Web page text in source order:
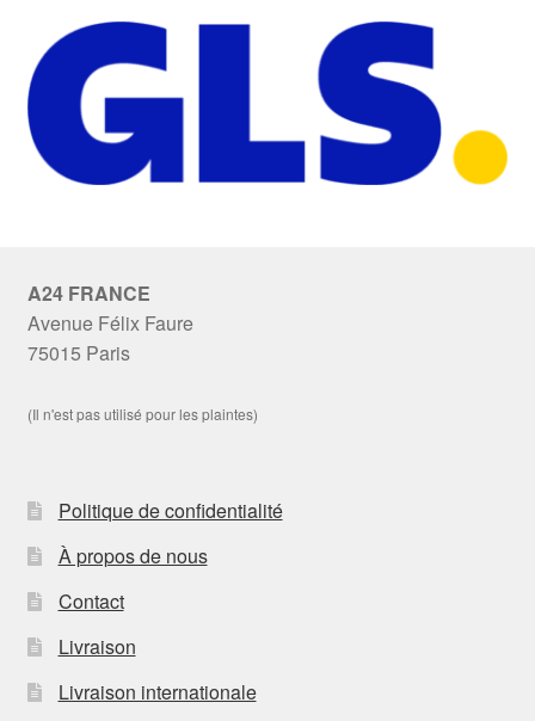
A24 FRANCE
Avenue Félix Faure
75015 Paris
(Il n'est pas utilisé pour les plaintes)
Politique de confidentialité
À propos de nous
Contact
Livraison
Livraison internationale